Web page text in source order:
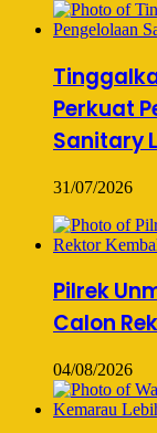
Perkuat
Sanitary
31/07/2026
Pilrek
Calon
04/08/2026